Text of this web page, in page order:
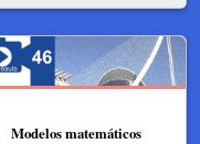
Modelos matemáticos